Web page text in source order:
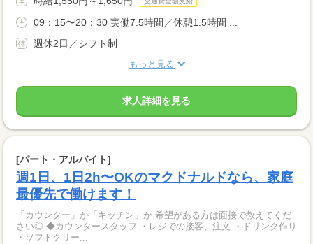
09：15〜20：30 実働7.5時間／休憩1.5時間 ...
週休2日／シフト制
もっと見る
求人詳細を見る
[パート・アルバイト]
週1日、1日2h〜OKのマクドナルドなら、家庭
最優先で働けます！
「カウンター」か「キッチン」か 希望がある方は面接で教えてくだ
さい◎ ◆カウンタースタッフ ・レジでの接客、注文 ・ドリンク作り
・ソフトクリー...